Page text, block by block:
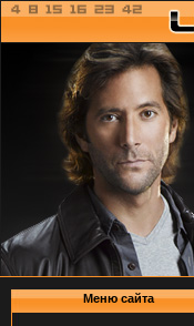
Меню сайта